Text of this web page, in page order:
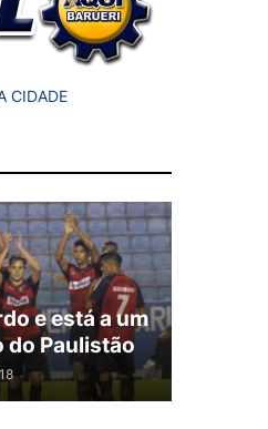
CIDADE
e está a um
do Paulistão